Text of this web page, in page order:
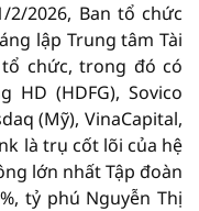
2/2026, Ban tổ chức
lập Trung tâm Tài
chức, trong đó có
HD (HDFG), Sovico
(Mỹ), VinaCapital,
là trụ cốt lõi của hệ
lớn nhất Tập đoàn
tỷ phú Nguyễn Thị